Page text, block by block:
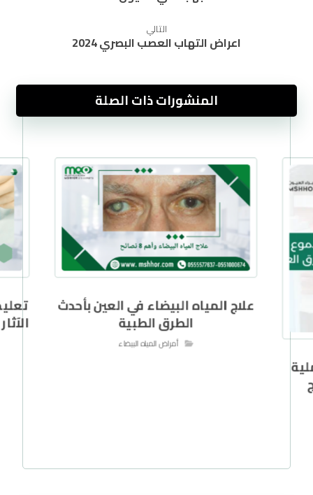
التالي
اعراض التهاب العصب البصري 2024
المنشورات ذات الصلة
علاج المياه البيضاء في العين بأحدث
الطرق الطبية
أمراض المياه البيضاء